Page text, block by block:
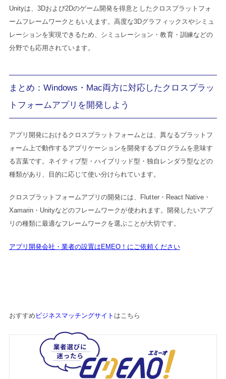
Unityは、3Dおよび2Dのゲーム開発を得意としたクロスプラットフォ
ームフレームワークともいえます。高度な3Dグラフィックスやシミュ
レーションを実現できるため、シミュレーション・教育・訓練などの
分野でも応用されています。
まとめ：Windows・Mac両方に対応したクロスプラッ
トフォームアプリを開発しよう
アプリ開発におけるクロスプラットフォームとは、異なるプラットフ
ォーム上で動作するアプリケーションを開発するプログラムを意味す
る言葉です。ネイティブ型・ハイブリッド型・独自レンダラ型などの
種類があり、目的に応じて使い分けられています。
クロスプラットフォームアプリの開発には、Flutter・React Native・
Xamarin・Unityなどのフレームワークが使われます。開発したいアプ
リの種類に最適なフレームワークを選ぶことが大切です。
アプリ開発会社・業者の設置はEMEO！にご依頼ください
おすすめ ビジネスマッチングサイト はこちら